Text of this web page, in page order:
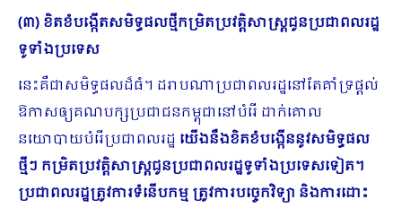
(៣) ខិតខំបង្កើតសមិទ្ធផលថ្មីកម្រិតប្រវត្តិសាស្ត្រជូនប្រជាពលរដ្ឋ
ទូទាំងប្រទេស
នេះគឺជាសមិទ្ធផលដ៏ធំ។ ដរាបណាប្រជាពលរដ្ឋនៅតែគាំទ្រផ្តល់
ឱកាសឲ្យគណបក្សប្រជាជនកម្ពុជានៅបំរើ ដាក់គោល
នយោបាយបំរើប្រជាពលរដ្ឋ យើងនឹងខិតខំបង្កើននូវសមិទ្ធផល
ថ្មីៗ កម្រិតប្រវត្តិសាស្ត្រជូនប្រជាពល​រដ្ឋទូទាំងប្រទេសទៀត។
ប្រជាពលរដ្ឋត្រូវការទំនើបកម្ម ត្រូវការបច្ចេកវិទ្យា និងការដោះ